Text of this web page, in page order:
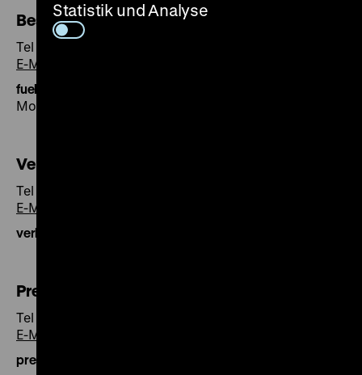
Besucherservice
Tel +49 30 20304-750
E-Mail
fuehrung@dhm.de
Montag bis Freitag 9-16 Uhr
Verkauf Tickets und Publikationen
Tel +49 30 20304-731
E-Mail
verkauf@dhm.de
Presse
Tel +49 30 20304-410
E-Mail
presse@dhm.de
Statistik und Analyse